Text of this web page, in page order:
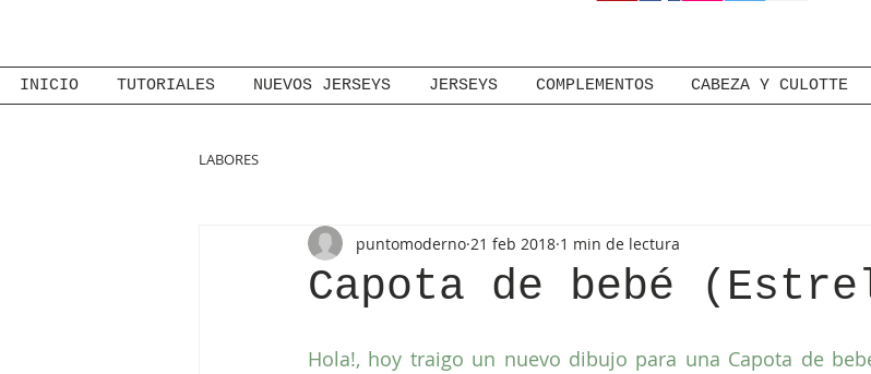
INICIO TUTORIALES NUEVOS JERSEYS JERSEYS COMPLEMENTOS CABEZA Y CULOTTE
LABORES
Capota de bebé
puntomoderno 21 feb 2018 1 min de lectura
Hola!, hoy traigo un nuevo dibujo para una Capota de